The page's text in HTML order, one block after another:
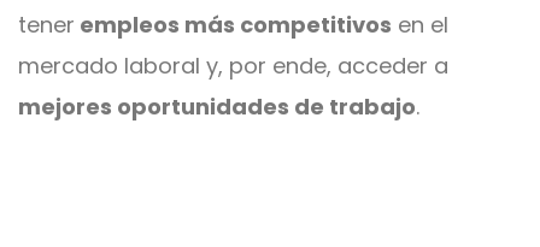
tener empleos más competitivos en el
mercado laboral y, por ende, acceder a
mejores oportunidades de trabajo.